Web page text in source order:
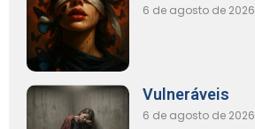
6 de agosto de 2026
Vulneráveis
6 de agosto de 2026